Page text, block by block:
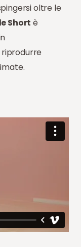
oltre le
Short è